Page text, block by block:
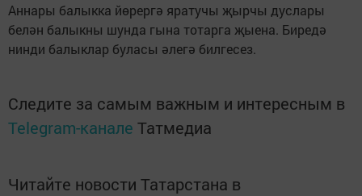
Аннары балыкка йөрергә яратучы җырчы дуслары
белән балыкны шунда гына тотарга җыена. Биредә
нинди балыклар буласы әлегә билгесез.
Следите за самым важным и интересным в
Telegram-канале Татмедиа
Читайте новости Татарстана в